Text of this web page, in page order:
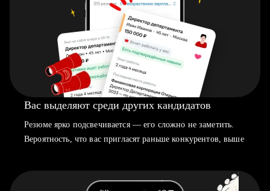
Вас выделяют среди других кандидатов
Резюме ярко подсвечивается — его сложно не заметить.
Вероятность, что вас пригласят раньше конкурентов, выше